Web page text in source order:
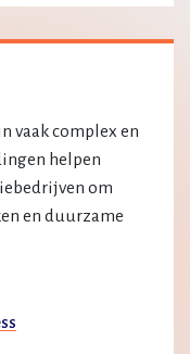
vaak complex en
helpen
om
en duurzame